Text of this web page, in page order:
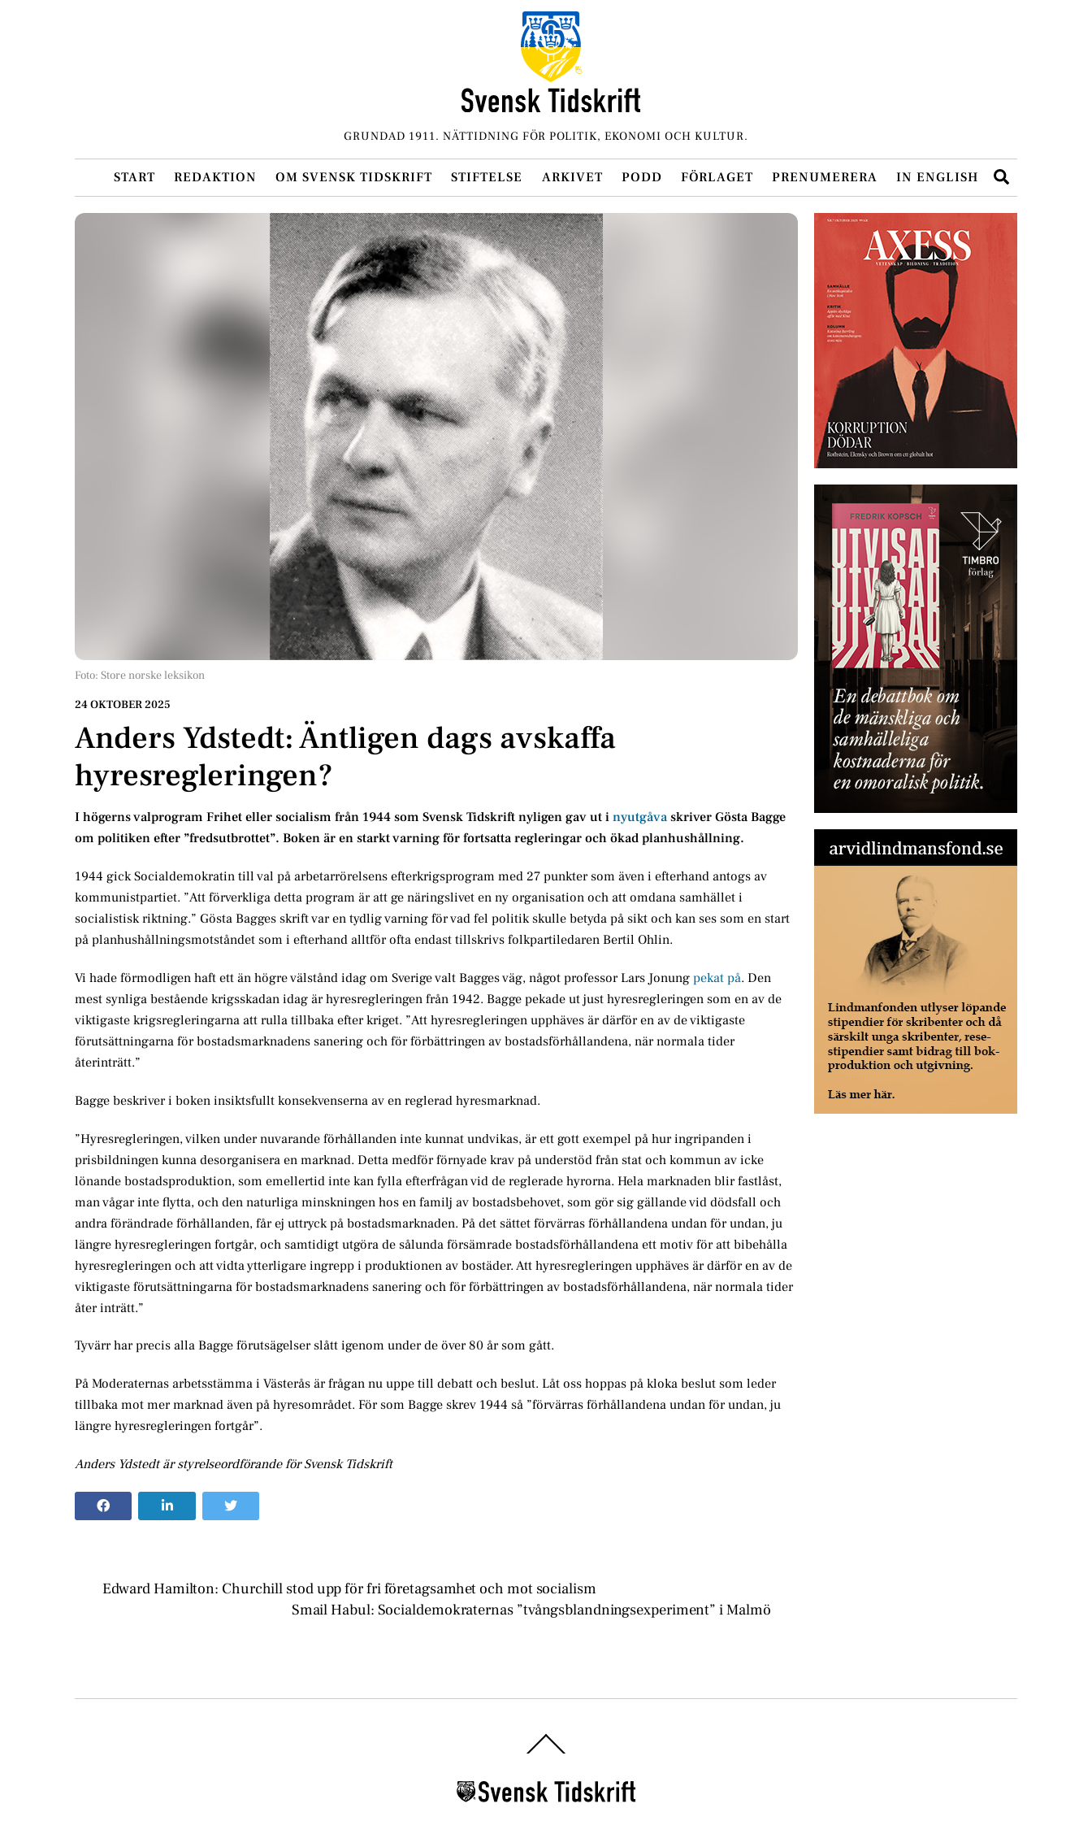
GRUNDAD 1911. NÄTTIDNING FÖR POLITIK, EKONOMI OCH KULTUR.
START REDAKTION OM SVENSK TIDSKRIFT STIFTELSE ARKIVET PODD FÖRLAGET PRENUMERERA IN ENGLISH
Foto: Store norske leksikon
24 OKTOBER 2025
Anders Ydstedt: Äntligen dags avskaffa
hyresregleringen?
I högerns valprogram Frihet eller socialism från 1944 som Svensk Tidskrift nyligen gav ut i nyutgåva skriver Gösta Bagge
om politiken efter ”fredsutbrottet”. Boken är en starkt varning för fortsatta regleringar och ökad planhushållning.
1944 gick Socialdemokratin till val på arbetarrörelsens efterkrigsprogram med 27 punkter som även i efterhand antogs av
kommunistpartiet. ”Att förverkliga detta program är att ge näringslivet en ny organisation och att omdana samhället i
socialistisk riktning.” Gösta Bagges skrift var en tydlig varning för vad fel politik skulle betyda på sikt och kan ses som en start
på planhushållningsmotståndet som i efterhand alltför ofta endast tillskrivs folkpartiledaren Bertil Ohlin.
Vi hade förmodligen haft ett än högre välstånd idag om Sverige valt Bagges väg, något professor Lars Jonung pekat på. Den
mest synliga bestående krigsskadan idag är hyresregleringen från 1942. Bagge pekade ut just hyresregleringen som en av de
viktigaste krigsregleringarna att rulla tillbaka efter kriget. ”Att hyresregleringen upphäves är därför en av de viktigaste
förutsättningarna för bostadsmarknadens sanering och för förbättringen av bostadsförhållandena, när normala tider
återinträtt.”
Bagge beskriver i boken insiktsfullt konsekvenserna av en reglerad hyresmarknad.
”Hyresregleringen, vilken under nuvarande förhållanden inte kunnat undvikas, är ett gott exempel på hur ingripanden i
prisbildningen kunna desorganisera en marknad. Detta medför förnyade krav på understöd från stat och kommun av icke
lönande bostadsproduktion, som emellertid inte kan fylla efterfrågan vid de reglerade hyrorna. Hela marknaden blir fastlåst,
man vågar inte flytta, och den naturliga minskningen hos en familj av bostadsbehovet, som gör sig gällande vid dödsfall och
andra förändrade förhållanden, får ej uttryck på bostadsmarknaden. På det sättet förvärras förhållandena undan för undan, ju
längre hyresregleringen fortgår, och samtidigt utgöra de sålunda försämrade bostadsförhållandena ett motiv för att bibehålla
hyresregleringen och att vidta ytterligare ingrepp i produktionen av bostäder. Att hyresregleringen upphäves är därför en av de
viktigaste förutsättningarna för bostadsmarknadens sanering och för förbättringen av bostadsförhållandena, när normala tider
åter inträtt.”
Tyvärr har precis alla Bagge förutsägelser slått igenom under de över 80 år som gått.
På Moderaternas arbetsstämma i Västerås är frågan nu uppe till debatt och beslut. Låt oss hoppas på kloka beslut som leder
tillbaka mot mer marknad även på hyresområdet. För som Bagge skrev 1944 så ”förvärras förhållandena undan för undan, ju
längre hyresregleringen fortgår”.
Anders Ydstedt är styrelseordförande för Svensk Tidskrift
Edward Hamilton: Churchill stod upp för fri företagsamhet och mot socialism
Smail Habul: Socialdemokraternas ”tvångsblandningsexperiment” i Malmö
To